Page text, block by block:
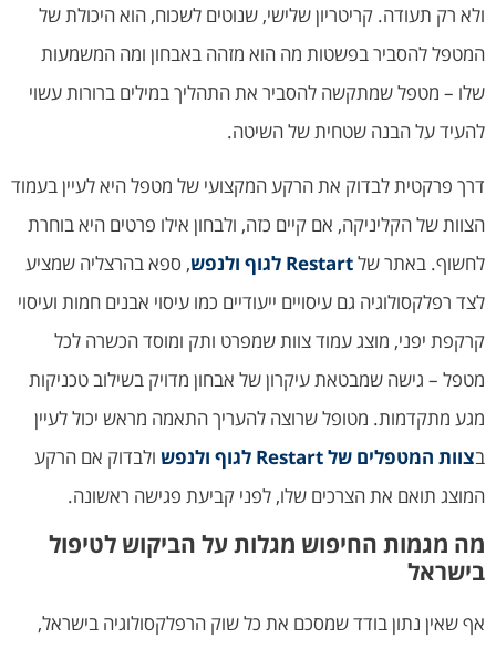
ולא רק תעודה. קריטריון שלישי, שנוטים לשכוח, הוא היכולת של
המטפל להסביר בפשטות מה הוא מזהה באבחון ומה המשמעות
שלו – מטפל שמתקשה להסביר את התהליך במילים ברורות עשוי
להעיד על הבנה שטחית של השיטה.
דרך פרקטית לבדוק את הרקע המקצועי של מטפל היא לעיין בעמוד
הצוות של הקליניקה, אם קיים כזה, ולבחון אילו פרטים היא בוחרת
לחשוף. באתר שלRestart לגוף ולנפש
, ספא בהרצליה שמציע
לצד רפלקסולוגיה גם עיסויים ייעודיים כמו עיסוי אבנים חמות ועיסוי
קרקפת יפני, מוצג עמוד צוות שמפרט ותק ומוסד הכשרה לכל
מטפל – גישה שמבטאת עיקרון של אבחון מדויק בשילוב טכניקות
מגע מתקדמות. מטופל שרוצה להעריך התאמה מראש יכול לעיין
בצוות המטפלים של Restart לגוף ולנפש
ולבדוק אם הרקע
המוצג תואם את הצרכים שלו, לפני קביעת פגישה ראשונה.
מה מגמות החיפוש מגלות על הביקוש לטיפול
בישראל
אף שאין נתון בודד שמסכם את כל שוק הרפלקסולוגיה בישראל,